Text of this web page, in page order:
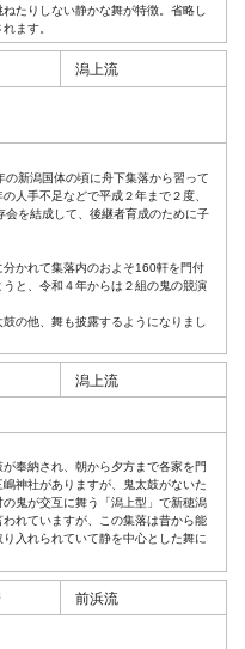
たりしない静かな舞が特徴。省略し
ます。
潟上流
新潟国体の頃に舟下集落から習って
人手不足などで平成２年まで２度、
を結成して、後継者育成のために子
かれて集落内のおよそ160軒を門付
と、令和４年からは２組の鬼の競演
の他、舞も披露するようになりまし
潟上流
奉納され、朝から夕方まで各家を門
神社がありますが、鬼太鼓がないた
鬼が交互に舞う「潟上型」で新穂潟
れていますが、この集落は昔から能
入れられていて静を中心とした舞に
前浜流